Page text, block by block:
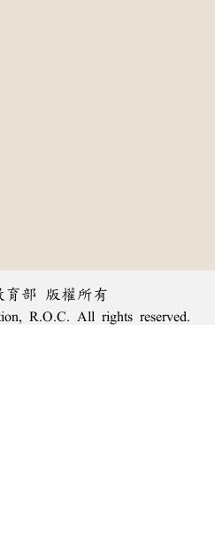
育部 版權所有
R.O.C. All rights reserved.